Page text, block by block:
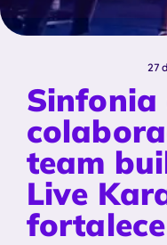
27
Sinfonia
team
Live